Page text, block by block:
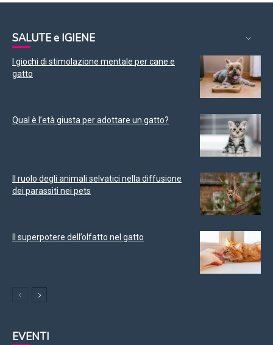
SALUTE e IGIENE
I giochi di stimolazione mentale per cane e
gatto
Qual è l’età giusta per adottare un gatto?
Il ruolo degli animali selvatici nella diffusione
dei parassiti nei pets
Il superpotere dell’olfatto nel gatto
EVENTI